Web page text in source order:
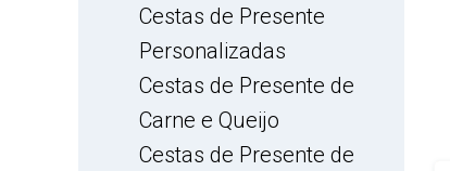
Cestas de Presente
Personalizadas
Cestas de Presente de
Carne e Queijo
Cestas de Presente de